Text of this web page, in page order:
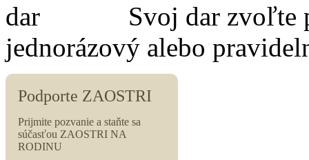
Svoj dar zvoľte
jednorázový alebo